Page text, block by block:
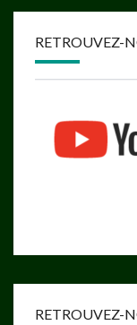
RETROUVEZ-
RETROUVEZ-